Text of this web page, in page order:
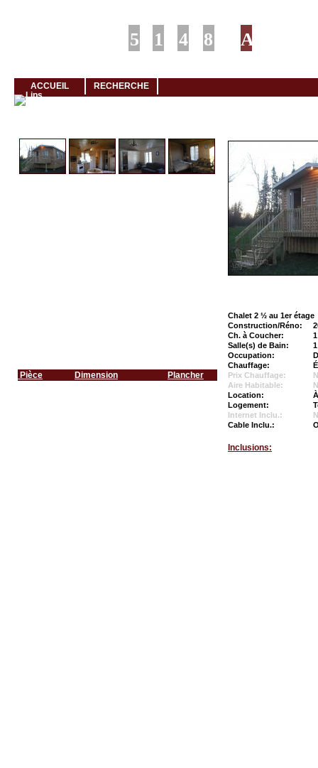
ACCUEIL RECHERCHE
Pièce Dimension Plancher
Chalet 2 ½ au 1er étage
Construction/Réno:
Ch. à Coucher:
1
Salle(s) de Bain:
1
Occupation:
Chauffage:
Prix Chauffage:
Aire Habitable:
Location:
Logement:
Internet Inclu.:
Cable Inclu.:
Inclusions: